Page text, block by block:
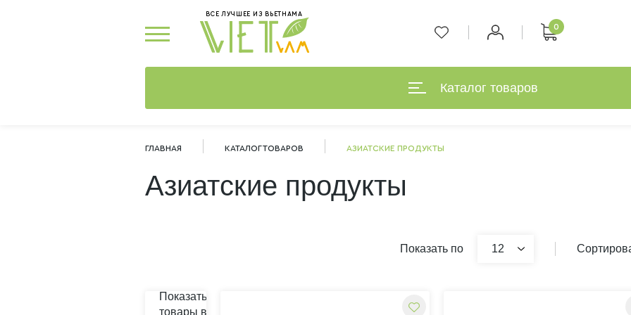
ВСЕ ЛУЧШЕЕ ИЗ ВЬЕТНАМА
0
Каталог товаров
ГЛАВНАЯ КАТАЛОГ ТОВАРОВ АЗИАТСКИЕ ПРОДУКТЫ
Азиатские продукты
Показать по 12
Показать
товары в